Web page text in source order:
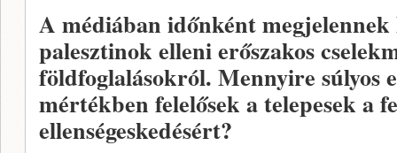
A médiában időnként
palesztinok elleni erőszakos
földfoglalásokról. Mennyire súlyos
mértékben felelősek a telepesek a
ellenségeskedésért?